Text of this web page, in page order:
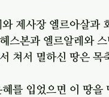
제사장 엘르아살과
스본과 엘르알레와
쳐서 멸하신 땅은 목
를 입었으면 이 땅을